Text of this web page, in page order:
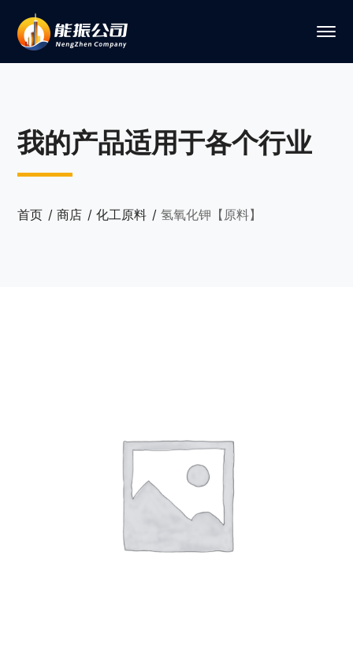
我的产品适用于各个行业
首页 商店 化工原料 氢氧化钾【原料】